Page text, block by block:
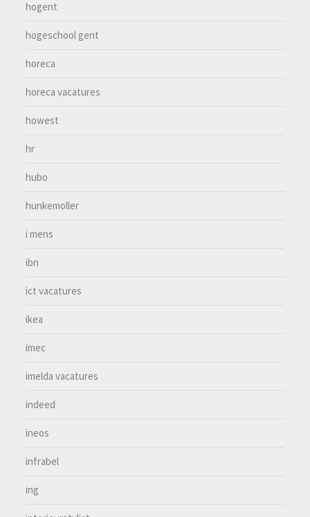
hogent
hogeschool gent
horeca
horeca vacatures
howest
hr
hubo
hunkemoller
i mens
ibn
ict vacatures
ikea
imec
imelda vacatures
indeed
ineos
infrabel
ing